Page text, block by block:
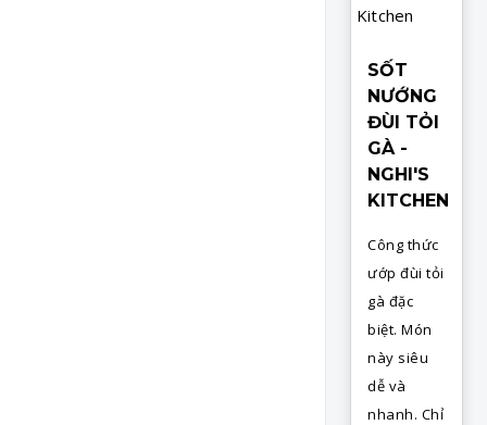
SỐT
NƯỚNG
ĐÙI TỎI
GÀ -
NGHI'S
KITCHEN
Công thức
ướp đùi tỏi
gà đặc
biệt. Món
này siêu
dễ và
nhanh. Chỉ